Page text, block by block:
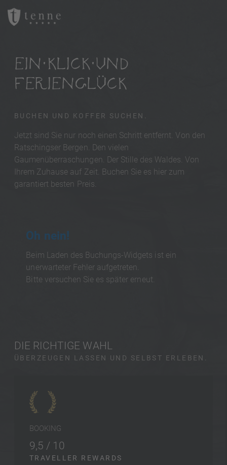
EIN KLICK UND
FERIENGLÜCK
BUCHEN UND KOFFER SUCHEN.
Jetzt sind Sie nur noch einen Schritt entfernt. Von den
Ratschingser Bergen. Den vielen
Gaumenüberraschungen. Der Stille des Waldes. Von
Ihrem Zuhause auf Zeit. Buchen Sie es hier zum
garantiert besten Preis.
Oh nein!
Beim Laden des Buchungs-Widgets ist ein
unerwarteter Fehler aufgetreten.
Bitte versuchen Sie es später erneut.
DIE RICHTIGE WAHL
ÜBERZEUGEN LASSEN UND SELBST ERLEBEN.
BOOKING
9,5 / 10
TRAVELLER REWARDS